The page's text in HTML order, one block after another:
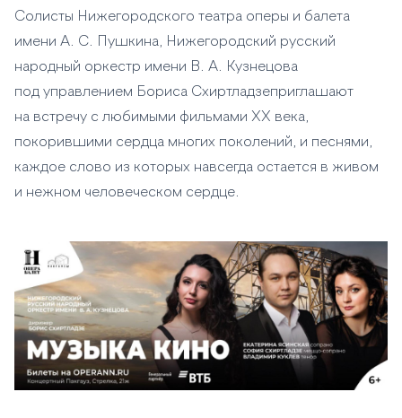
Солисты Нижегородского театра оперы и балета
имени А. С. Пушкина, Нижегородский русский
народный оркестр имени В. А. Кузнецова
под управлением Бориса Схиртладзеприглашают
на встречу с любимыми фильмами XX века,
покорившими сердца многих поколений, и песнями,
каждое слово из которых навсегда остается в живом
и нежном человеческом сердце.